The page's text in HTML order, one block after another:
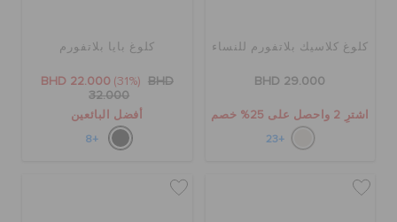
الطلبيات المرتجعة
خدمة العملاء
كلوغ كلاسيك بلاتفورم للنساء
BHD 29.000
اشترِ 2 واحصل على 25% خصم
+23
كلوغ بايا بلاتفورم
BHD 22.000 (31%)
BHD
32.000
أفضل البائعين
+8